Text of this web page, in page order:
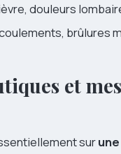
douleurs
brûlures
et
sur